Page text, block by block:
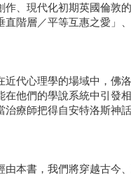
作、現代化初期英國倫敦
直階層／平等互惠之愛」
心理學的場域中，佛洛
在他們的學說系統中引發
治療師把得自安特洛斯神
書，我們將穿越古今、